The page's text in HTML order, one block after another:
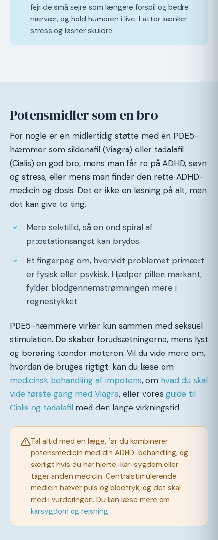
fejr de små sejre som længere forspil og bedre
nærvær, og hold humoren i live. Latter sænker
stress og løsner skuldre.
Potensmidler som en bro
For nogle er en midlertidig støtte med en PDE5-
hæmmer som sildenafil (Viagra) eller tadalafil
(Cialis) en god bro, mens man får ro på ADHD, søvn
og stress, eller mens man finder den rette ADHD-
medicin og dosis. Det er ikke en løsning på alt, men
det kan give to ting.
Mere selvtillid, så en ond spiral af
præstationsangst kan brydes.
Et fingerpeg om, hvorvidt problemet primært
er fysisk eller psykisk. Hjælper pillen markant,
fylder blodgennemstrømningen mere i
regnestykket.
PDE5-hæmmere virker kun sammen med seksuel
stimulation. De skaber forudsætningerne, mens lyst
og berøring tænder motoren. Vil du vide mere om,
hvordan de bruges rigtigt, kan du læse om
medicinsk behandling af impotens, om hvad du skal
vide første gang med Viagra, eller vores guide til
Cialis og tadalafil med den lange virkningstid.
Tal altid med en læge, før du kombinerer
potensmedicin med din ADHD-behandling, og
særligt hvis du har hjerte-kar-sygdom eller
tager anden medicin. Centralstimulerende
medicin hæver puls og blodtryk, og det skal
med i vurderingen. Du kan læse mere om
karsygdom og rejsning.